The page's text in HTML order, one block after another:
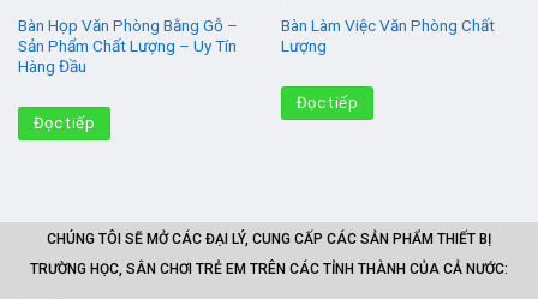
Bàn Họp Văn Phòng Bằng Gỗ –
Sản Phẩm Chất Lượng – Uy Tín
Hàng Đầu
Đọc tiếp
Bàn Làm Việc Văn Phòng Chất
Lượng
Đọc tiếp
CHÚNG TÔI SẼ MỞ CÁC ĐẠI LÝ, CUNG CẤP CÁC SẢN PHẨM THIẾT BỊ
TRƯỜNG HỌC, SÂN CHƠI TRẺ EM TRÊN CÁC TỈNH THÀNH CỦA CẢ NƯỚC: